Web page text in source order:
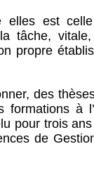
elles est
tâche,
propre
des
à
pour trois
de